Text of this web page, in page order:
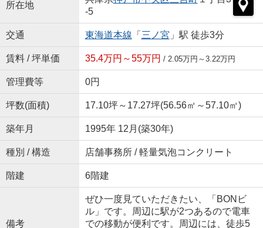
所在地
-5
交通 東海道本線 「 三ノ宮 」駅 徒歩3分
賃料 / 坪単価 35.4万円～55万円 / 2.05万円～3.22万円
管理費等 0円
坪数(面積) 17.10坪～17.27坪(56.56㎡～57.10㎡)
築年月 1995年 12月(築30年)
種別 / 構造 店舗事務所 / 軽量気泡コンクリート
階建 6階建
備考
ぜひ一度見ていただきたい、「BONビ
ル」です。周辺に駅が2つあるので電車
での移動が便利です。周辺には、徒歩5